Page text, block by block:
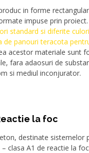
in forme
impuse prin
standard si diferite
de panouri teracota
acestor materiale sunt
fara adaosuri de
si mediul inconjurator.
la foc
destinate sistemelor
clasa A1 de reactie la